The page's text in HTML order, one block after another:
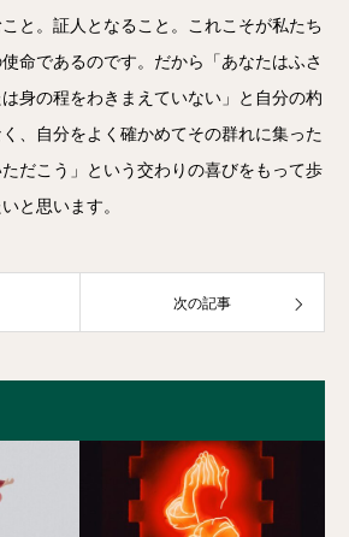
と。証人となること。これこそが私たち
命であるのです。だから「あなたはふさ
身の程をわきまえていない」と自分の杓
、自分をよく確かめてその群れに集った
だこう」という交わりの喜びをもって歩
と思います。
次の記事